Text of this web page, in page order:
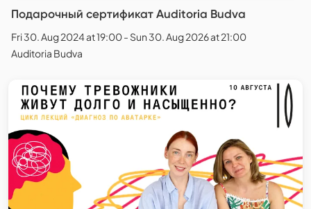
Подарочный сертификат Auditoria Budva
Fri 30. Aug 2024 at 19:00 - Sun 30. Aug 2026 at 21:00
Auditoria Budva